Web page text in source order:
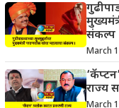
संकल्प
March
राज्य
March